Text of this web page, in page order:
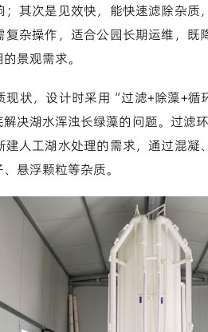
；其次是见效快，能快速滤除杂
复杂操作，适合公园长期运维，
景观需求。
现状，设计时采用“过滤+除藻+
决湖水浑浊长绿藻的问题。过滤
建人工湖水处理的需求，通过混
悬浮颗粒等杂质。